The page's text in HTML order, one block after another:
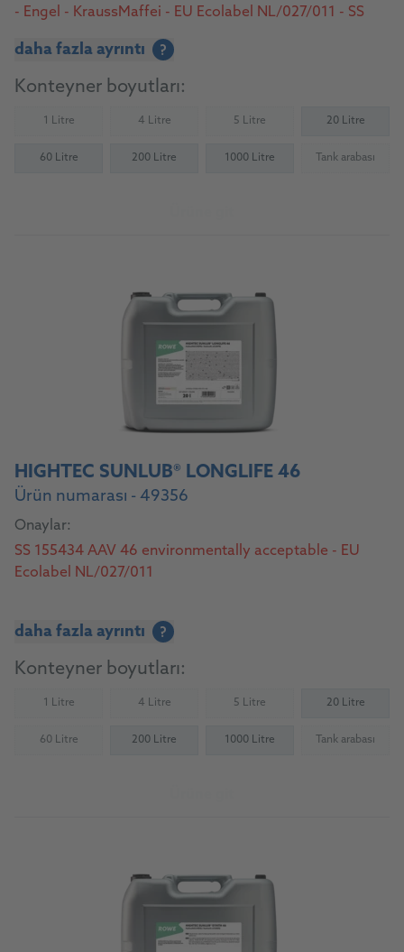
- Engel - KraussMaffei - EU Ecolabel NL/027/011 - SS
Registered
daha fazla ayrıntı ?
Konteyner boyutları:
1 Litre(Not available) 4 Litre(Not available) 5 Litre(Not available) 20 Litre
60 Litre 200 Litre 1000 Litre Tank arabası
(Not
HIGHTEC SUNLUB® LONGLIFE 46
Ürün numarası - 49356
Onaylar:
SS 155434 AAV 46 environmentally acceptable - EU
Ecolabel NL/027/011
daha fazla ayrıntı ?
Konteyner boyutları:
1 Litre(Not available) 4 Litre(Not available) 5 Litre(Not available) 20 Litre
60 Litre(Not available) 200 Litre 1000 Litre Tank arabası
(Not